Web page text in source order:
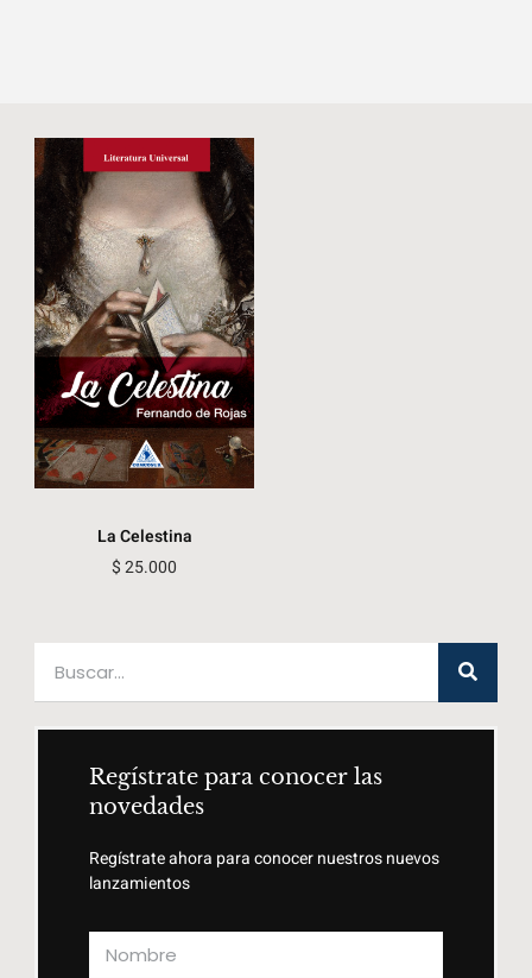
La Celestina
$25.000
Regístrate para conocer las
novedades
Regístrate ahora para conocer nuestros nuevos
lanzamientos